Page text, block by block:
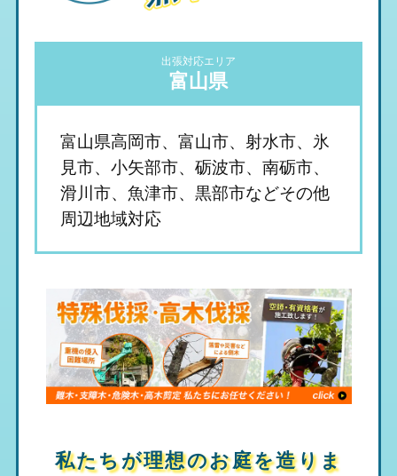
出張対応エリア
富山県
富山県高岡市、富山市、射水市、氷
見市、小矢部市、砺波市、南砺市、
滑川市、魚津市、黒部市などその他
周辺地域対応
私たちが理想のお庭を造りま